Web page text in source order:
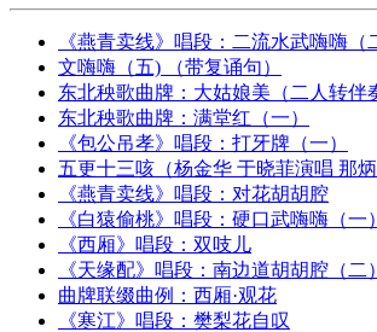
《燕青卖线》唱段：二流水武嗨嗨（
文嗨嗨（五) （带复诵句）
东北秧歌曲牌：大姑娘美（二人转伴
东北秧歌曲牌：满堂红（一）
《包公吊孝》唱段：打牙牌（一）
五更十三咳（杨金华 于晓菲演唱 那炳
《燕青卖线》唱段：对花胡胡腔
《白猿偷桃》唱段：硬口武嗨嗨（一）
《西厢》唱段：双吱儿
《天缘配》唱段：南边道胡胡腔（二）
曲牌联缀曲例：西厢·观花
《寒江》唱段：樊梨花自叹